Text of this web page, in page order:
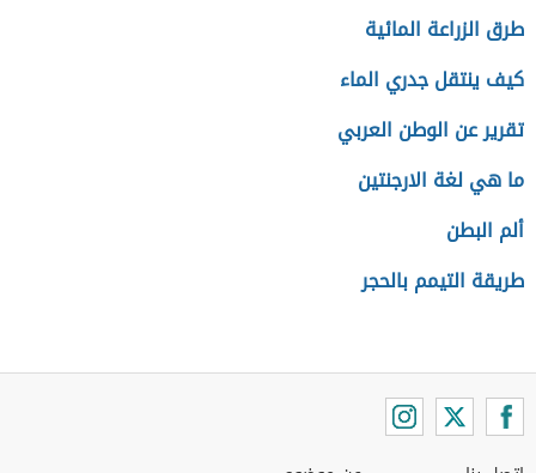
طرق الزراعة المائية
كيف ينتقل جدري الماء
تقرير عن الوطن العربي
ما هي لغة الارجنتين
ألم البطن
طريقة التيمم بالحجر